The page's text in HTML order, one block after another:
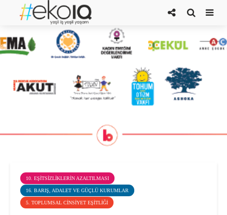
10. EŞITSIZLIKLERIN AZALTILMASI
16. BARIŞ, ADALET VE GÜÇLÜ KURUMLAR
5. TOPLUMSAL CINSIYET EŞITLIĞI